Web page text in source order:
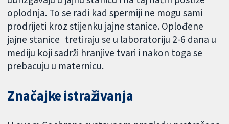
oplodnja. To se radi kad spermiji ne mogu sami
prodrijeti kroz stijenku jajne stanice. Oplođene
jajne stanice tretiraju se u laboratoriju 2-6 dana u
mediju koji sadrži hranjive tvari i nakon toga se
prebacuju u maternicu.
Značajke istraživanja